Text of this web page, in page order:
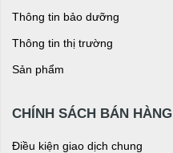
Thông tin bảo dưỡng
Thông tin thị trường
Sản phẩm
CHÍNH SÁCH BÁN HÀNG
Điều kiện giao dịch chung